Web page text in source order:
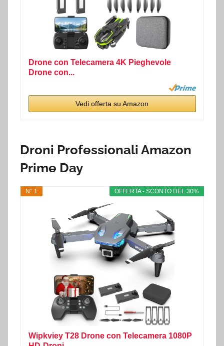
Drone con Telecamera 4K Pieghevole
Drone con...
Vedi offerta su Amazon
Droni Professionali Amazon
Prime Day
OFFERTA - SCONTO DEL 30%
N° 1
Wipkviey T28 Drone con Telecamera 1080P